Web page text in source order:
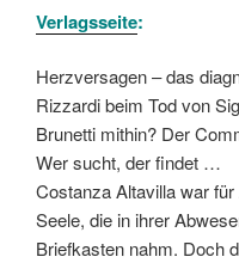
Verlagsseite:
Herzversagen – das
Rizzardi beim Tod von
Brunetti mithin? Der
Wer sucht, der findet …
Costanza Altavilla war
Seele, die in ihrer
Briefkasten nahm. Doch